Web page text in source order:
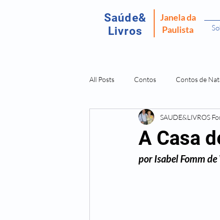
Saúde&
Livros
Janela da
Paulista
All Posts Contos Contos de
Recordar É Viver Fantasma da
Amostras Livros Isabel Fomm
A Casa
SAUDE&LIVROS
por Isabel Fomm